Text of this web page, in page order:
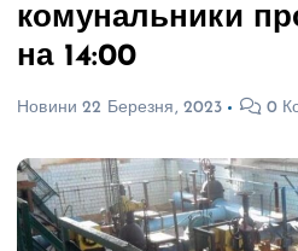
комунальники
на 14:00
Новини 22 Березня, 2023 0